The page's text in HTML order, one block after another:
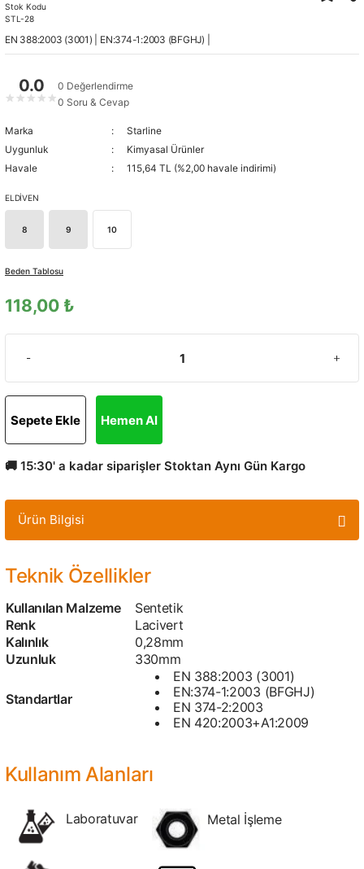
Stok Kodu
STL-28
EN 388:2003 (3001) | EN:374-1:2003 (BFGHJ) |
0.0
★ ★ ★ ★ ★
0 Değerlendirme
0 Soru & Cevap
Marka
Starline
Uygunluk
Kimyasal Ürünler
Havale
115,64 TL (%2,00 havale indirimi)
ELDİVEN
8 9 10
Beden Tablosu
118,00 ₺
Sepete Ekle Hemen Al
🚚 15:30' a kadar siparişler Stoktan Aynı Gün Kargo
Ürün Bilgisi
Teknik Özellikler
Kullanılan Malzeme
Sentetik
Renk
Lacivert
Kalınlık
0,28mm
Uzunluk
330mm
Standartlar
EN 388:2003 (3001)
EN:374-1:2003 (BFGHJ)
EN 374-2:2003
EN 420:2003+A1:2009
Kullanım Alanları
Laboratuvar Metal İşleme